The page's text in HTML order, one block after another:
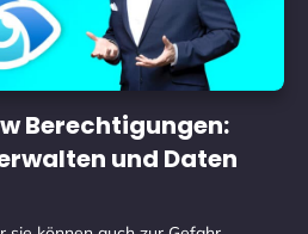
Berechtigungen:
und Daten